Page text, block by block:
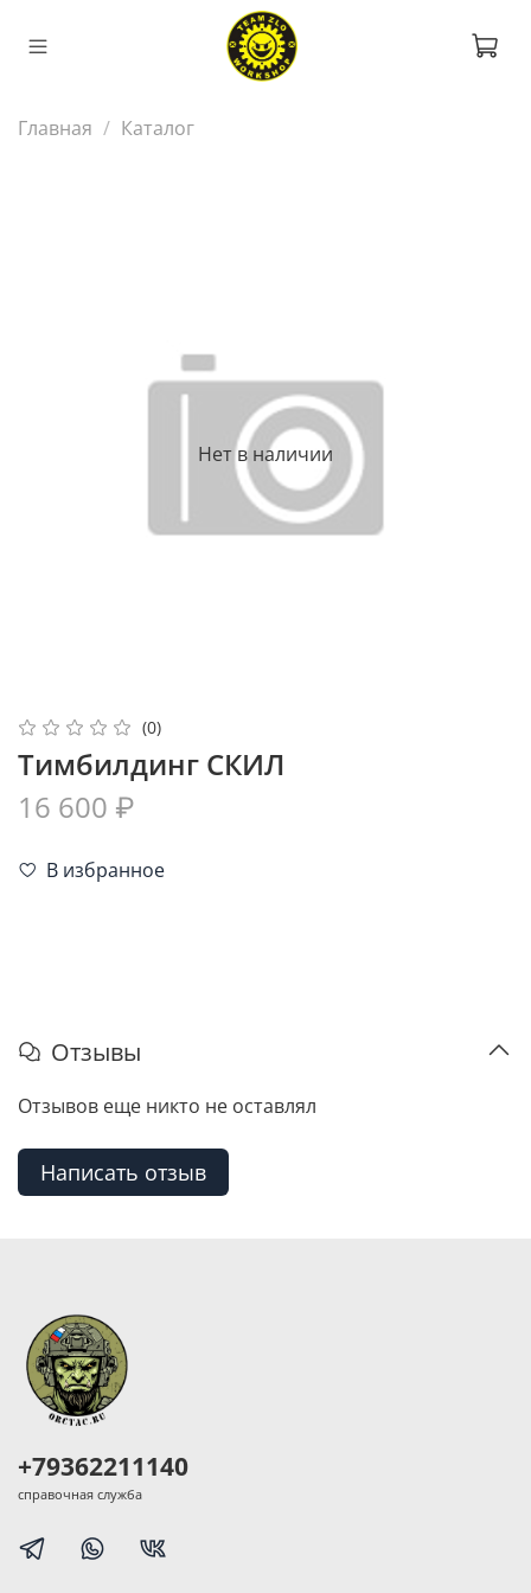
Главная Каталог
Нет в наличии
(0)
Тимбилдинг СКИЛ
16 600 ₽
В избранное
Отзывы
Отзывов еще никто не оставлял
Написать отзыв
+79362211140
справочная служба